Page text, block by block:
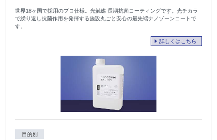
世界18ヶ国で採用のプロ仕様。光触媒 長期抗菌コーティングです。光チカラ
で繰り返し抗菌作用を発揮する施設丸ごと安心の最先端ナノゾーンコートで
す。
詳しくはこちら
目的別